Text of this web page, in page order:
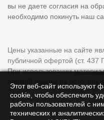
вы не даете согласия на
необходимо покинуть наш
Цены указанные на сайте
публичной офертой (ст. 437
При использовании
Этот веб-сайт используют
cookie, чтобы обеспечить
работы пользователей с
технических и